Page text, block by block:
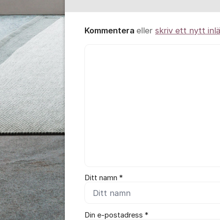
Kommentera eller skriv ett nytt
Ditt namn *
Din e-postadress *